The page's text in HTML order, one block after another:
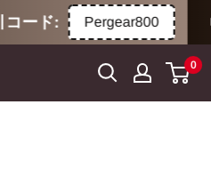
Pergear800 🚚全商
0